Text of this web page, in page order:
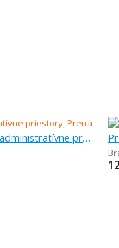
Prenájom, kancelárie, administratívne priestory, 200 m